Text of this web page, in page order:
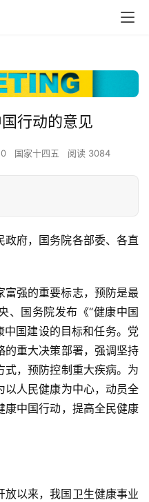
行动的意见
国家十四五 阅读 3084
府，国务院各部委、各直
富强的重要标志，预防是最
、国务院发布《“健康中国
中国建设的目标和任务。党
的重大决策部署，强调坚持
，预防控制重大疾病。为
以人民健康为中心，动员全
康中国行动，提高全民健康
以来，我国卫生健康事业